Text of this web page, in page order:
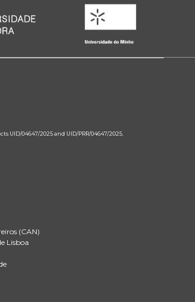
UID/04647/2025 and UID/PRR/04647/2025.
(CAN)
Lisboa